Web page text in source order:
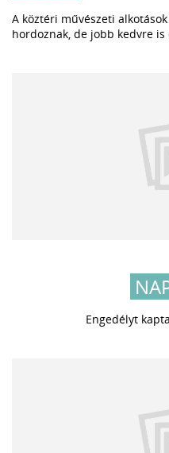
A köztéri művészeti
hordoznak, de jobb kedvre
Engedélyt